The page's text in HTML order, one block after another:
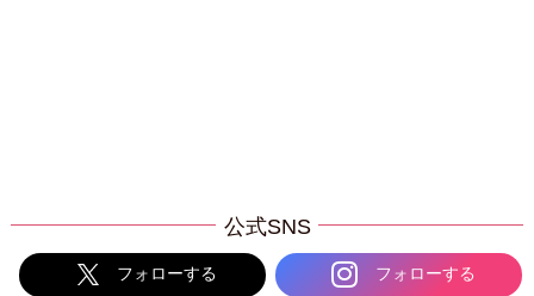
公式SNS
フォローする フォローする